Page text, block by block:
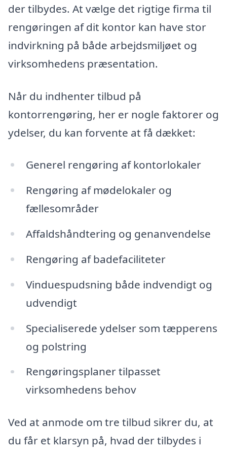
der tilbydes. At vælge det rigtige firma til
rengøringen af dit kontor kan have stor
indvirkning på både arbejdsmiljøet og
virksomhedens præsentation.
Når du indhenter tilbud på
kontorrengøring, her er nogle faktorer og
ydelser, du kan forvente at få dækket:
Generel rengøring af kontorlokaler
Rengøring af mødelokaler og
fællesområder
Affaldshåndtering og genanvendelse
Rengøring af badefaciliteter
Vinduespudsning både indvendigt og
udvendigt
Specialiserede ydelser som tæpperens
og polstring
Rengøringsplaner tilpasset
virksomhedens behov
Ved at anmode om tre tilbud sikrer du, at
du får et klarsyn på, hvad der tilbydes i